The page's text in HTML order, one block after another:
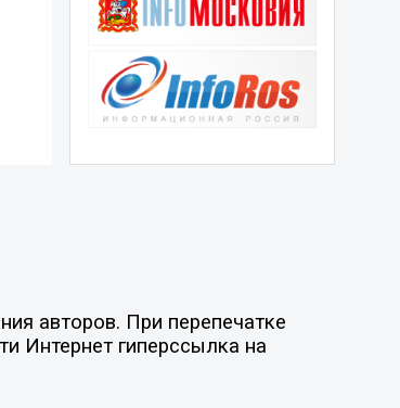
авторов. При перепечатке
Интернет гиперссылка на